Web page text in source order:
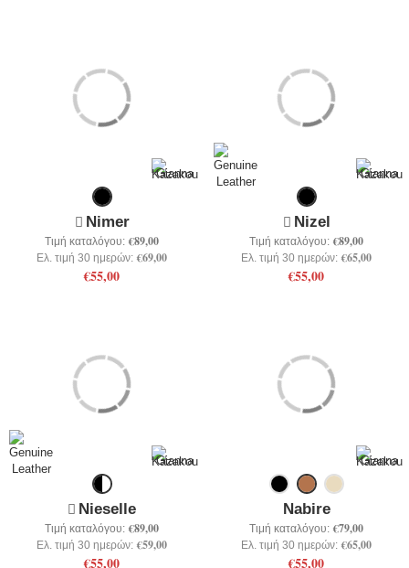
Nimer
Τιμή καταλόγου: €89,00
Ελ. τιμή 30 ημερών: €69,00
€55,00
Nizel
Τιμή καταλόγου: €89,00
Ελ. τιμή 30 ημερών: €65,00
€55,00
Nieselle
Τιμή καταλόγου: €89,00
Ελ. τιμή 30 ημερών: €59,00
€55,00
Nabire
Τιμή καταλόγου: €79,00
Ελ. τιμή 30 ημερών: €65,00
€55,00